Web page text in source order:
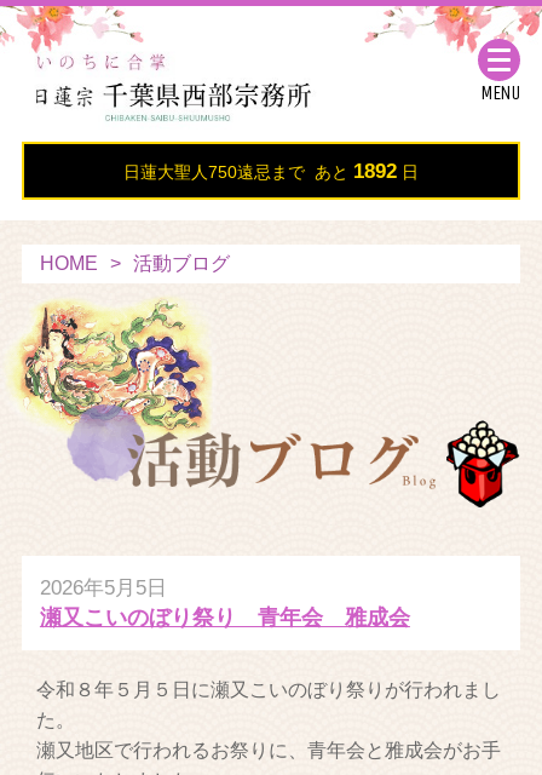
MENU
日蓮大聖人750遠忌まで あと 1892 日
HOME 活動ブログ
2026年5月5日
瀬又こいのぼり祭り 青年会 雅成会
令和８年５月５日に瀬又こいのぼり祭りが行われまし
た。
瀬又地区で行われるお祭りに、青年会と雅成会がお手